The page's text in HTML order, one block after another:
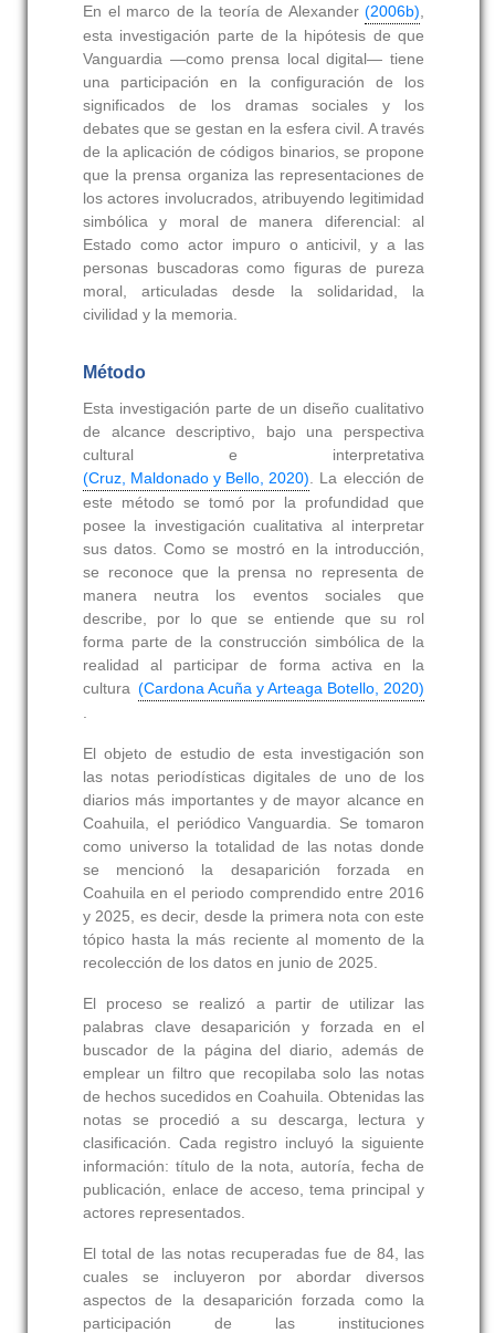
En el marco de la teoría de Alexander(2006b)
esta investigación parte de la hipótesis de que
Vanguardia —como prensa local digital— tiene
una participación en la configuración de los
significados de los dramas sociales y los
debates que se gestan en la esfera civil. A través
de la aplicación de códigos binarios, se propone
que la prensa organiza las representaciones de
los actores involucrados, atribuyendo legitimidad
simbólica y moral de manera diferencial: al
Estado como actor impuro o anticivil, y a las
personas buscadoras como figuras de pureza
moral, articuladas desde la solidaridad, la
civilidad y la memoria.
Método
Esta investigación parte de un diseño cualitativo
de alcance descriptivo, bajo una perspectiva
cultural e interpretativa
(Cruz, Maldonado y Bello, 2020) . La elección de
este método se tomó por la profundidad que
posee la investigación cualitativa al interpretar
sus datos. Como se mostró en la introducción,
se reconoce que la prensa no representa de
manera neutra los eventos sociales que
describe, por lo que se entiende que su rol
forma parte de la construcción simbólica de la
realidad al participar de forma activa en la
cultura(Cardona Acuña y Arteaga Botello, 2020)
El objeto de estudio de esta investigación son
las notas periodísticas digitales de uno de los
diarios más importantes y de mayor alcance en
Coahuila, el periódico Vanguardia. Se tomaron
como universo la totalidad de las notas donde
se mencionó la desaparición forzada en
Coahuila en el periodo comprendido entre 2016
y 2025, es decir, desde la primera nota con este
tópico hasta la más reciente al momento de la
recolección de los datos en junio de 2025.
El proceso se realizó a partir de utilizar las
palabras clave desaparición y forzada en el
buscador de la página del diario, además de
emplear un filtro que recopilaba solo las notas
de hechos sucedidos en Coahuila. Obtenidas las
notas se procedió a su descarga, lectura y
clasificación. Cada registro incluyó la siguiente
información: título de la nota, autoría, fecha de
publicación, enlace de acceso, tema principal y
actores representados.
El total de las notas recuperadas fue de 84, las
cuales se incluyeron por abordar diversos
aspectos de la desaparición forzada como la
participación de las instituciones